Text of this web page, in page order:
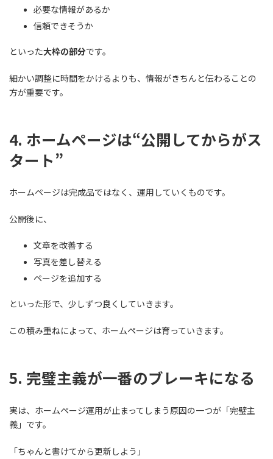
必要な情報があるか
信頼できそうか
といった大枠の部分です。
細かい調整に時間をかけるよりも、情報がきちんと伝わることの
方が重要です。
4. ホームページは“公開してからがス
タート”
ホームページは完成品ではなく、運用していくものです。
公開後に、
文章を改善する
写真を差し替える
ページを追加する
といった形で、少しずつ良くしていきます。
この積み重ねによって、ホームページは育っていきます。
5. 完璧主義が一番のブレーキになる
実は、ホームページ運用が止まってしまう原因の一つが「完璧主
義」です。
「ちゃんと書けてから更新しよう」